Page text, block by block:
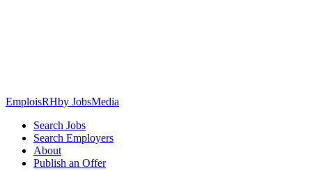
EmploisRHby JobsMedia
Search Jobs
Search Employers
About
Publish an Offer